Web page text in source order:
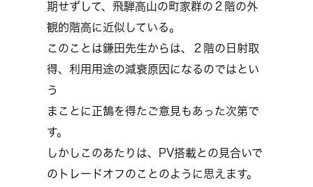
期せずして、飛騨高山の町家群の２階の外
観的階高に近似している。
このことは鎌田先生からは、２階の日射取
得、利用用途の減衰原因になるのではとい
う
まことに正鵠を得たご意見もあった次第で
す。
しかしこのあたりは、PV搭載との見合いで
のトレードオフのことのように思えます。